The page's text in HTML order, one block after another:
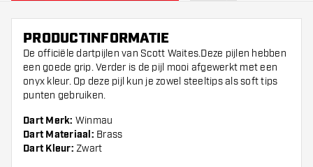
PRODUCTINFORMATIE
De officiële dartpijlen van Scott Waites.Deze pijlen hebben
een goede grip. Verder is de pijl mooi afgewerkt met een
onyx kleur. Op deze pijl kun je zowel steeltips als soft tips
punten gebruiken.
Dart Merk: Winmau
Dart Materiaal: Brass
Dart Kleur: Zwart